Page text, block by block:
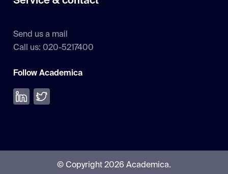
Send us a mail
Call us: 020-5217400
Follow Academica
Volg ons op LinkedIn
Volg ons op Twitter
© Copyright 2026 Academica.